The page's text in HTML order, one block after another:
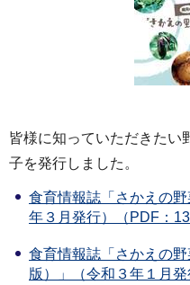
皆様に知っていただきたい
子を発行しました。
食育情報誌「さかえの
年３月発行）（PDF：
食育情報誌「さかえの
版）」（令和３年１月